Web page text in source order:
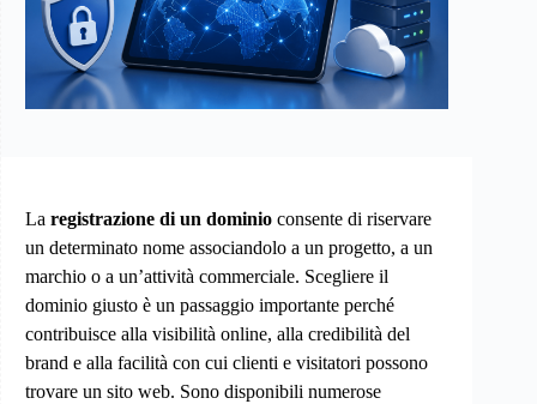
La registrazione di un dominio consente di riservare
un determinato nome associandolo a un progetto, a un
marchio o a un’attività commerciale. Scegliere il
dominio giusto è un passaggio importante perché
contribuisce alla visibilità online, alla credibilità del
brand e alla facilità con cui clienti e visitatori possono
trovare un sito web. Sono disponibili numerose